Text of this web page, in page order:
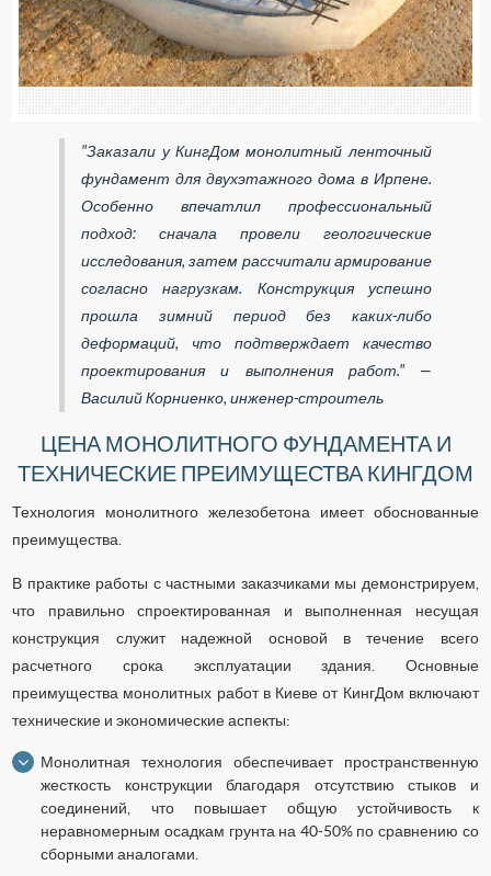
"Заказали у КингДом монолитный ленточный
фундамент для двухэтажного дома в Ирпене.
Особенно впечатлил профессиональный
подход: сначала провели геологические
исследования, затем рассчитали армирование
согласно нагрузкам. Конструкция успешно
прошла зимний период без каких-либо
деформаций, что подтверждает качество
проектирования и выполнения работ." —
Василий Корниенко, инженер-строитель
ЦЕНА МОНОЛИТНОГО ФУНДАМЕНТА И
ТЕХНИЧЕСКИЕ ПРЕИМУЩЕСТВА КИНГДОМ
Технология монолитного железобетона имеет обоснованные
преимущества.
В практике работы с частными заказчиками мы демонстрируем,
что правильно спроектированная и выполненная несущая
конструкция служит надежной основой в течение всего
расчетного срока эксплуатации здания. Основные
преимущества монолитных работ в Киеве от КингДом включают
технические и экономические аспекты:
Монолитная технология обеспечивает пространственную
жесткость конструкции благодаря отсутствию стыков и
соединений, что повышает общую устойчивость к
неравномерным осадкам грунта на 40-50% по сравнению со
сборными аналогами.